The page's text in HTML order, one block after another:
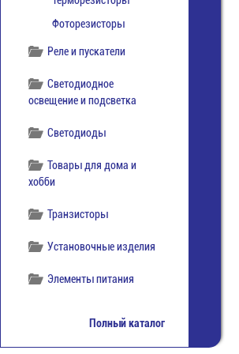
Фоторезисторы
Реле и пускатели
Светодиодное
освещение и подсветка
Светодиоды
Товары для дома и
хобби
Транзисторы
Установочные изделия
Элементы питания
Полный каталог